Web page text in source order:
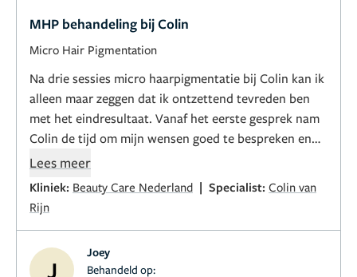
MHP behandeling bij Colin
Micro Hair Pigmentation
Na drie sessies micro haarpigmentatie bij Colin kan ik
alleen maar zeggen dat ik ontzettend tevreden ben
met het eindresultaat. Vanaf het eerste gesprek nam
Colin de tijd om mijn wensen goed te bespreken en
gaf hij eerlijk advies over wat het mooiste en meest
natuurlijke resultaat zou opleveren.
Tijdens alle drie de sessies werkte hij zeer nauwkeurig
natuurlijk uit en sluit perfect aan bij mijn eigen
Lees meer
Kliniek: Beauty Care Nederland | Specialist: Colin van
Rijn
J
Joey
Behandeld op: